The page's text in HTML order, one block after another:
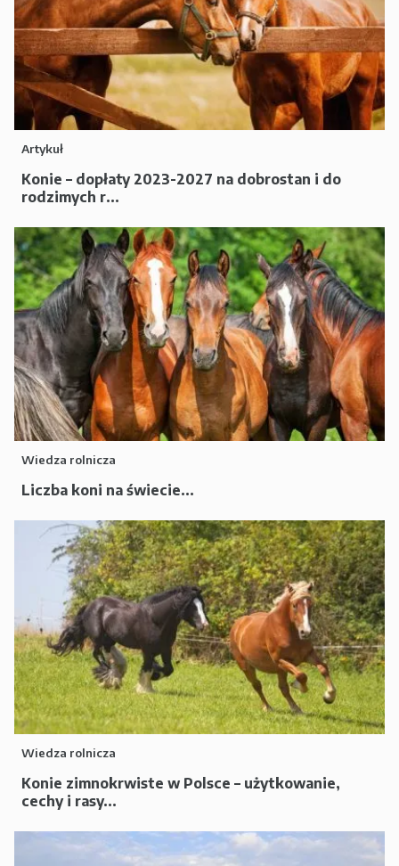
Artykuł
Konie – dopłaty 2023-2027 na dobrostan i do
rodzimych r...
Wiedza rolnicza
Liczba koni na świecie...
Wiedza rolnicza
Konie zimnokrwiste w Polsce – użytkowanie,
cechy i rasy...